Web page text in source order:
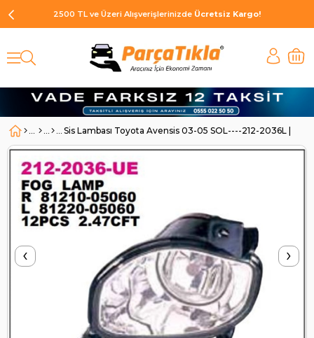
2500 TL ve Üzeri Alışverişlerinizde Ücretsiz Kargo!
Sis Lambası Toyota Avensis 03-05 SOL----212-2036L |
‹ ›